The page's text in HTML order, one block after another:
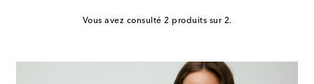
Vous avez consulté 2 produits sur 2.